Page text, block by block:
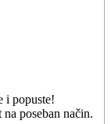
i popuste!
poseban način.